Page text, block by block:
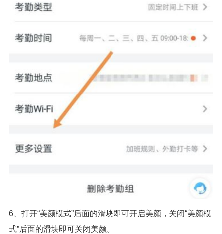
6、打开“美颜模式”后面的滑块即可开启美颜，关闭“美颜模
式”后面的滑块即可关闭美颜。